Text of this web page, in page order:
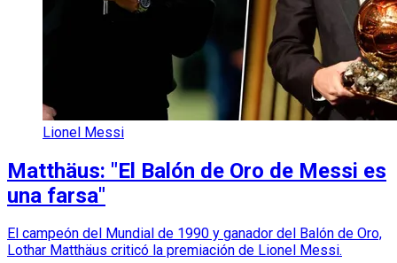
Lionel Messi
Matthäus: "El Balón de Oro de Messi es
una farsa"
El campeón del Mundial de 1990 y ganador del Balón de Oro,
Lothar Matthäus criticó la premiación de Lionel Messi.